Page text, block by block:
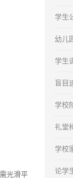
光滑平
幼儿
学生
学校
礼堂
学校
论学